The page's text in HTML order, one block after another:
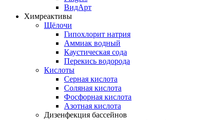
ВидАрт
Химреактивы
Щёлочи
Гипохлорит натрия
Аммиак водный
Каустическая сода
Перекись водорода
Кислоты
Серная кислота
Соляная кислота
Фосфорная кислота
Азотная кислота
Дизенфекция бассейнов